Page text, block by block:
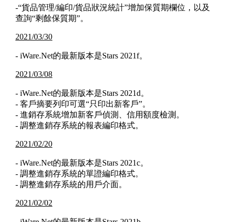
-“貨品管理/編印/貨品狀況統計”增加保質期欄位，以及
查詢“剩餘保質期”。
2021/03/30
- iWare.Net的最新版本是Stars 2021f。
2021/03/08
- iWare.Net的最新版本是Stars 2021d。
- 客戶摘要列印可選“只印出新客戶”。
- 進銷存系統增加新客戶偵測、信用額度檢測。
- 調整進銷存系統的報表編印格式。
2021/02/20
- iWare.Net的最新版本是Stars 2021c。
- 調整進銷存系統的單證編印格式。
- 調整進銷存系統的用戶介面。
2021/02/02